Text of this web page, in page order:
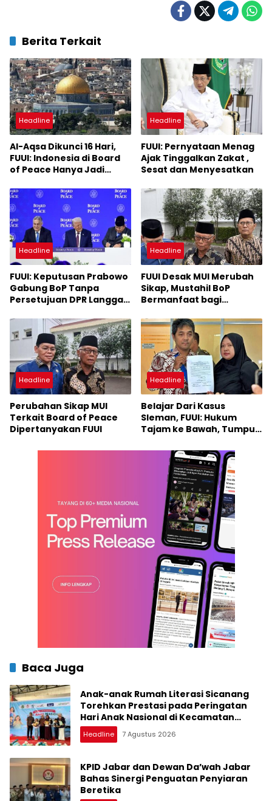
Berita Terkait
Headline
Al-Aqsa Dikunci 16 Hari,
FUUI: Indonesia di Board
of Peace Hanya Jadi
dan Israel
Headline
FUUI: Pernyataan Menag
Ajak Tinggalkan Zakat ,
Sesat dan Menyesatkan
Headline
FUUI: Keputusan Prabowo
Gabung BoP Tanpa
Persetujuan DPR Langgar
Headline
FUUI Desak MUI Merubah
Sikap, Mustahil BoP
Bermanfaat bagi
Headline
Perubahan Sikap MUI
Terkait Board of Peace
Dipertanyakan FUUI
Headline
Belajar Dari Kasus
Sleman, FUUI: Hukum
Tajam ke Bawah, Tumpul
yang Harus Diakhiri
Baca Juga
Anak-anak Rumah Literasi Sicanang
Torehkan Prestasi pada Peringatan
Hari Anak Nasional di Kecamatan
Medan Belawan
Headline 7 Agustus 2026
KPID Jabar dan Dewan Da’wah Jabar
Bahas Sinergi Penguatan Penyiaran
Beretika